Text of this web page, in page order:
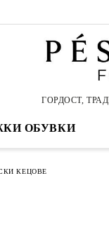
ГОРДОСТ,
ОБУВКИ
КЕЦОВЕ